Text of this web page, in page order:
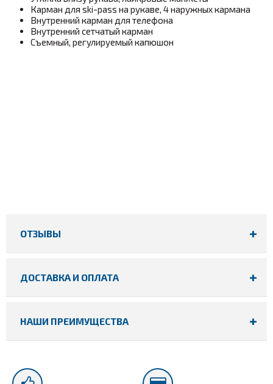
Карман для ski-pass на рукаве, 4 наружных кармана
Внутренний карман для телефона
Внутренний сетчатый карман
Съемный, регулируемый капюшон
ОТЗЫВЫ
ДОСТАВКА И ОПЛАТА
НАШИ ПРЕИМУЩЕСТВА